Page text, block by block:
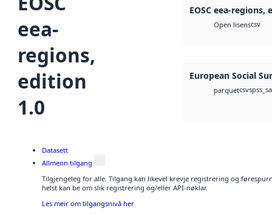
eea-
regions,
edition
1.0
EOSC eea-regions,
Open lisenscsv
European Social
parquetcsv
Datasett
Allmenn tilgang
Tilgjengeleg for alle. Tilgang kan likevel krevje registrering og
helst kan be om slik registrering og/eller API-nøklar.
Les meir om tilgangsnivå her